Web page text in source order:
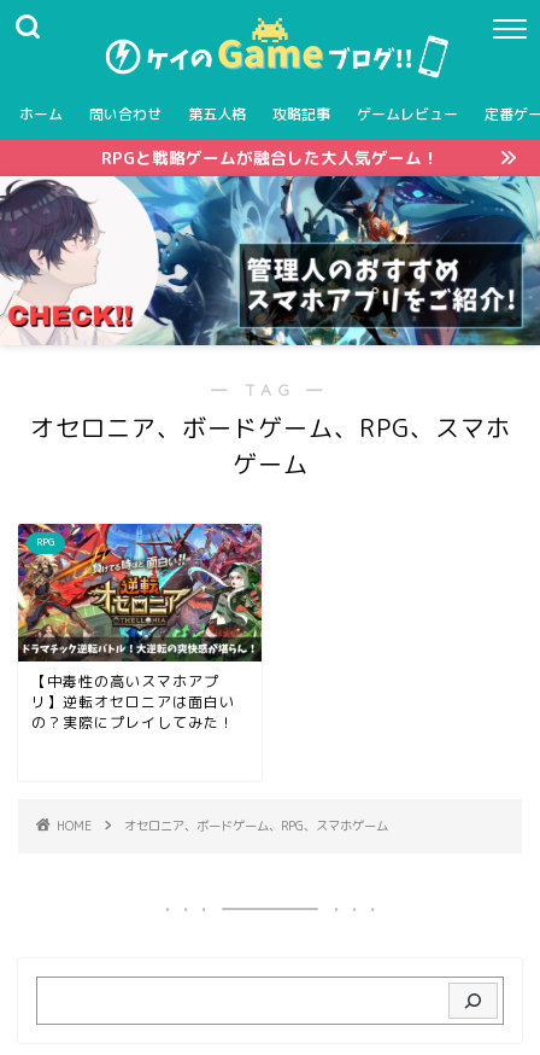
ホーム 問い合わせ 第五人格 攻略記事 ゲームレビュー 定番ゲ
RPGと戦略ゲームが融合した大人気ゲーム！
― TAG ―
オセロニア、ボードゲーム、RPG、スマホ
ゲーム
RPG
【中毒性の高いスマホアプ
リ】逆転オセロニアは面白い
の？実際にプレイしてみた！
HOME オセロニア、ボードゲーム、RPG、スマホゲーム